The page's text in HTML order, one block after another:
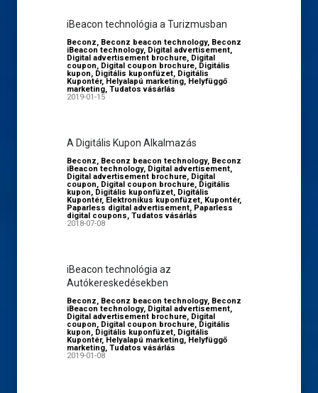
iBeacon technológia a Turizmusban
Beconz, Beconz beacon technology, Beconz
iBeacon technology, Digital advertisement,
Digital advertisement brochure, Digital
coupon, Digital coupon brochure, Digitális
kupon, Digitális kuponfüzet, Digitális
Kupontér, Helyalapú marketing, Helyfüggő
marketing, Tudatos vásárlás
2019-01-15
A Digitális Kupon Alkalmazás
Beconz, Beconz beacon technology, Beconz
iBeacon technology, Digital advertisement,
Digital advertisement brochure, Digital
coupon, Digital coupon brochure, Digitális
kupon, Digitális kuponfüzet, Digitális
Kupontér, Elektronikus kuponfüzet, Kupontér,
Paparless digital advertisement, Paparless
digital coupons, Tudatos vásárlás
2018-07-08
iBeacon technológia az
Autókereskedésekben
Beconz, Beconz beacon technology, Beconz
iBeacon technology, Digital advertisement,
Digital advertisement brochure, Digital
coupon, Digital coupon brochure, Digitális
kupon, Digitális kuponfüzet, Digitális
Kupontér, Helyalapú marketing, Helyfüggő
marketing, Tudatos vásárlás
2019-01-08